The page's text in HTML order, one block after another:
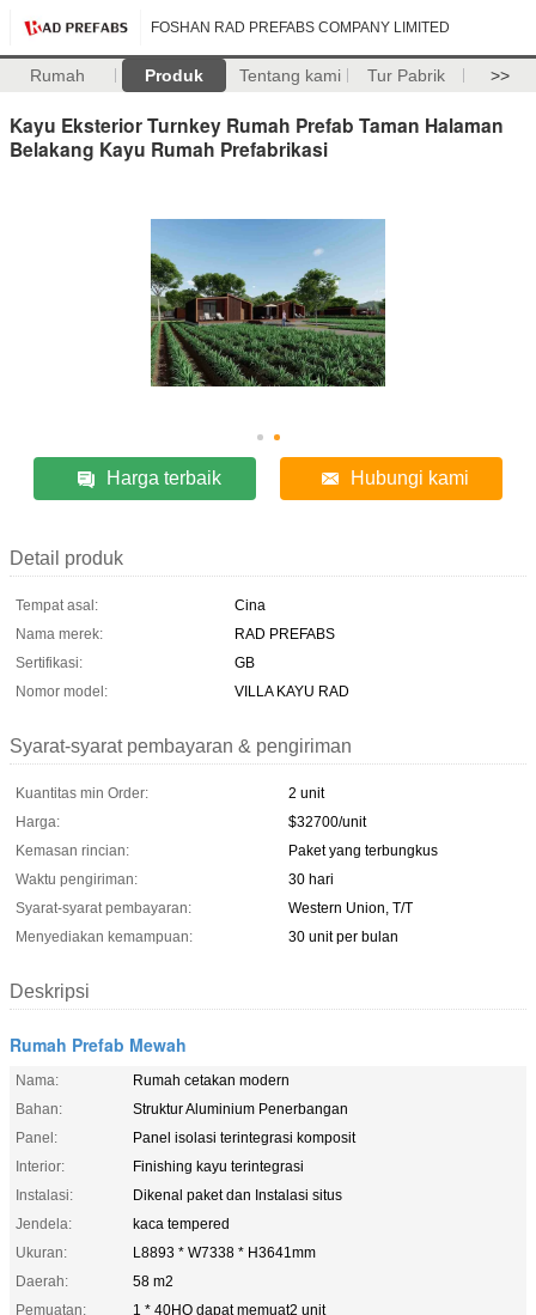
FOSHAN RAD PREFABS COMPANY LIMITED
Rumah Produk Tentang kami Tur Pabrik >>
Kayu Eksterior Turnkey Rumah Prefab Taman Halaman
Belakang Kayu Rumah Prefabrikasi
Harga terbaik Hubungi kami
Detail produk
Tempat asal:
Cina
Nama merek:
RAD PREFABS
Sertifikasi:
GB
Nomor model:
VILLA KAYU RAD
Syarat-syarat pembayaran & pengiriman
Kuantitas min Order:
2 unit
Harga:
$32700/unit
Kemasan rincian:
Paket yang terbungkus
Waktu pengiriman:
30 hari
Syarat-syarat pembayaran:
Western Union, T/T
Menyediakan kemampuan:
30 unit per bulan
Deskripsi
Rumah Prefab Mewah
Nama:
Rumah cetakan modern
Bahan:
Struktur Aluminium Penerbangan
Panel:
Panel isolasi terintegrasi komposit
Interior:
Finishing kayu terintegrasi
Instalasi:
Dikenal paket dan Instalasi situs
Jendela:
kaca tempered
Ukuran:
L8893 * W7338 * H3641mm
Daerah:
58 m2
Pemuatan:
1 * 40HQ dapat memuat2 unit